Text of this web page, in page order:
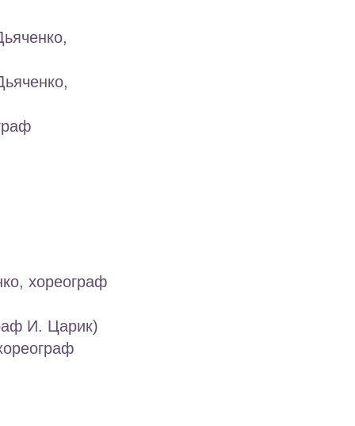
хореограф
И. Царик)